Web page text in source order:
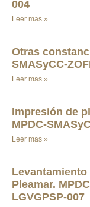
004
Leer mas »
Otras
SMASyCC-
Leer mas »
Impresión de
MPDC-
Leer mas »
Levantamiento
Pleamar.
LGVGPSP-007